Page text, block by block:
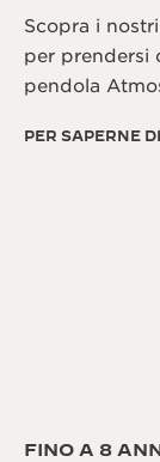
Scopra i
per prendersi
pendola
PER SAPERNE
FINO A 8